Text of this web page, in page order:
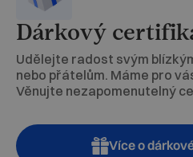
Dárkový
Udělejte radost svým
nebo přátelům. Máme pro
Věnujte nezapomenutelný
Více o